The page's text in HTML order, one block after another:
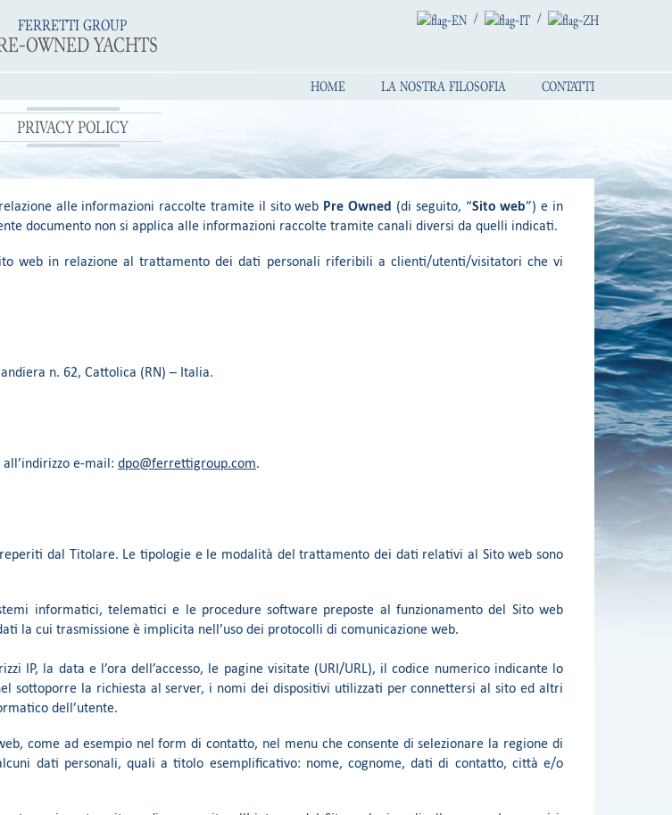
FERRETTI GROUP
OWNED YACHTS
/ /
HOME LA NOSTRA FILOSOFIA CONTATTI
PRIVACY POLICY
alle informazioni raccolte tramite il sito web Pre Owned (di seguito, “Sito web”) e in
documento non si applica alle informazioni raccolte tramite canali diversi da quelli indicati.
web in relazione al trattamento dei dati personali riferibili a clienti/utenti/visitatori che vi
n. 62, Cattolica (RN) – Italia.
e-mail: dpo@ferrettigroup.com.
dal Titolare. Le tipologie e le modalità del trattamento dei dati relativi al Sito web sono
informatici, telematici e le procedure software preposte al funzionamento del Sito web
la cui trasmissione è implicita nell’uso dei protocolli di comunicazione web.
IP, la data e l’ora dell’accesso, le pagine visitate (URI/URL), il codice numerico indicante lo
sottoporre la richiesta al server, i nomi dei dispositivi utilizzati per connettersi al sito ed altri
dell’utente.
come ad esempio nel form di contatto, nel menu che consente di selezionare la regione di
dati personali, quali a titolo esemplificativo: nome, cognome, dati di contatto, città e/o